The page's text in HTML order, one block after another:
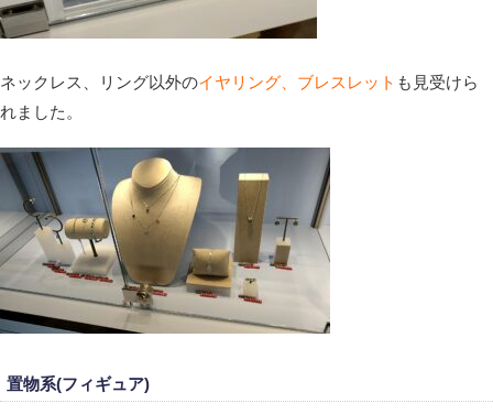
ネックレス、リング以外のイヤリング、ブレスレット も見受けら
れました。
置物系(フィギュア)